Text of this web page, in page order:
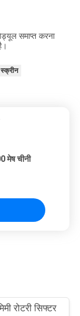
समाप्त करना
मेष चीनी
रोटरी सिफ्टर